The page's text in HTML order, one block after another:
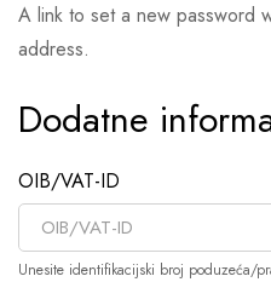
A link to set a new password
address.
Dodatne
OIB/VAT-ID
Unesite identifikacijski broj poduzeća/